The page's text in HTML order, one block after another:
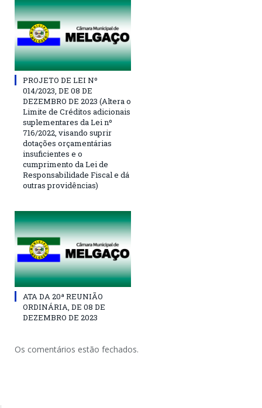
PROJETO DE LEI Nº
014/2023, DE 08 DE
DEZEMBRO DE 2023 (Altera o
Limite de Créditos adicionais
suplementares da Lei nº
716/2022, visando suprir
dotações orçamentárias
insuficientes e o
cumprimento da Lei de
Responsabilidade Fiscal e dá
outras providências)
ATA DA 20ª REUNIÃO
ORDINÁRIA, DE 08 DE
DEZEMBRO DE 2023
Os comentários estão fechados.